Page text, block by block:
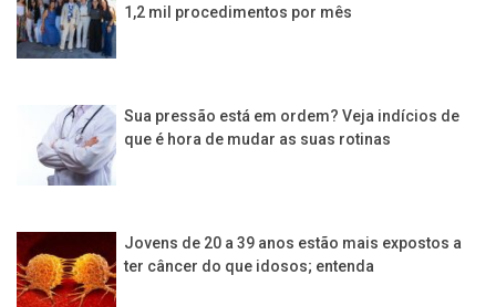
1,2 mil procedimentos por mês
Sua pressão está em ordem? Veja indícios de
que é hora de mudar as suas rotinas
Jovens de 20 a 39 anos estão mais expostos a
ter câncer do que idosos; entenda